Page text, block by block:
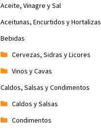
Aceite, Vinagre y Sal
Aceitunas, Encurtidos y Hortalizas
Bebidas
Cervezas, Sidras y Licores
Vinos y Cavas
Caldos, Salsas y Condimentos
Caldos y Salsas
Condimentos